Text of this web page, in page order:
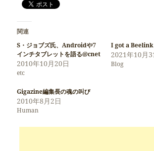
関連
S・ジョブズ氏、Androidや7
インチタブレットを語る@cnet
2010年10月20日
etc
I got a
2021年10月
Blog
Gigazine編集長の魂の叫び
2010年8月2日
Human